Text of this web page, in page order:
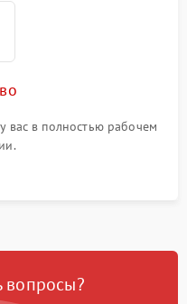
вас в полностью рабочем
вопросы?